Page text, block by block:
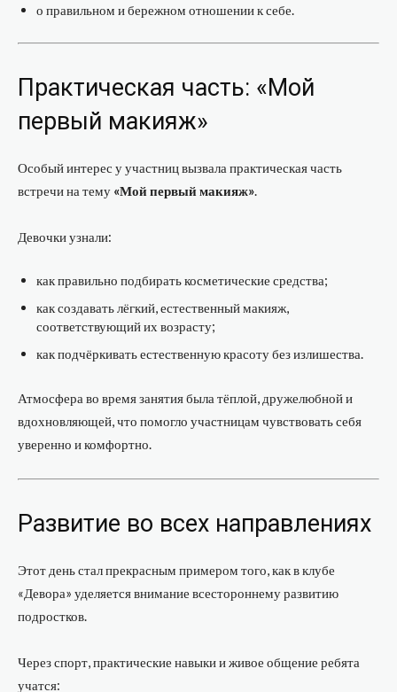
о правильном и бережном отношении к себе.
Практическая часть: «Мой
первый макияж»
Особый интерес у участниц вызвала практическая часть
встречи на тему «Мой первый макияж».
Девочки узнали:
как правильно подбирать косметические средства;
как создавать лёгкий, естественный макияж,
соответствующий их возрасту;
как подчёркивать естественную красоту без излишества.
Атмосфера во время занятия была тёплой, дружелюбной и
вдохновляющей, что помогло участницам чувствовать себя
уверенно и комфортно.
Развитие во всех направлениях
Этот день стал прекрасным примером того, как в клубе
«Девора» уделяется внимание всестороннему развитию
подростков.
Через спорт, практические навыки и живое общение ребята
учатся: